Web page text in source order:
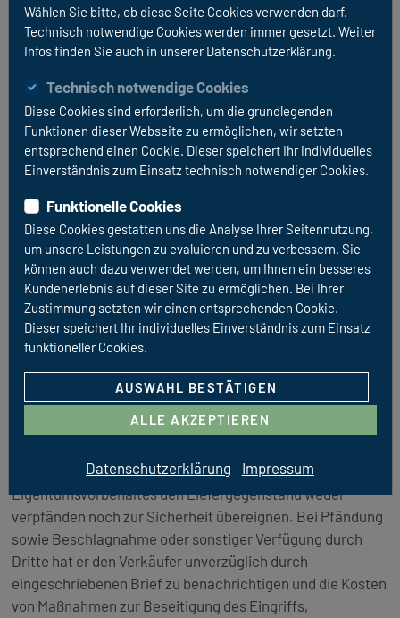
und auch nicht berechtigt im Kundenauftrag
Garantieansprüche beim Hersteller anzumelden und zu
beheben. Es gelten die Garantiebedingungen des
jeweiligen Herstellers. Der Verkäufer gibt keinerlei
zusätzlichen Garantien ab.
VII. Eigentumsvorbehalt
1. Der Kaufgegenstand bleibt bis zum Ausgleich der dem
Verkäufer aufgrund des Kaufvertrages zustehenden
Forderungen Eigentum des Verkäufers.
2. Ist der Käufer eine juristische Person des öffentlichen
Rechts, ein öffentlich-rechtliches Sondervermögen oder
ein Unternehmer, der bei Abschluss des Kaufvertrages in
Ausübung seiner gewerblichen oder selbständigen
beruflichen Tätigkeit handelt, bleibt der
Verkäufers gegen den Käufer aus der laufenden
Geschäftsbeziehung bis zum Ausgleich von im
Zusammenhang mit dem Kauf zustehenden Forderungen.
3. Der Käufer darf während der Dauer des
Eigentumsvorbehaltes den Liefergegenstand weder
verpfänden noch zur Sicherheit übereignen. Bei Pfändung
sowie Beschlagnahme oder sonstiger Verfügung durch
Dritte hat er den Verkäufer unverzüglich durch
eingeschriebenen Brief zu benachrichtigen und die Kosten
von Maßnahmen zur Beseitigung des Eingriffs,
Wählen Sie bitte, ob diese Seite Cookies verwenden darf.
Technisch notwendige Cookies werden immer gesetzt. Weiter
Infos finden Sie auch in unserer Datenschutzerklärung.
Technisch notwendige Cookies
Diese Cookies sind erforderlich, um die grundlegenden
Funktionen dieser Webseite zu ermöglichen, wir setzten
entsprechend einen Cookie. Dieser speichert Ihr individuelles
Einverständnis zum Einsatz technisch notwendiger Cookies.
Funktionelle Cookies
Diese Cookies gestatten uns die Analyse Ihrer Seitennutzung,
um unsere Leistungen zu evaluieren und zu verbessern. Sie
können auch dazu verwendet werden, um Ihnen ein besseres
Kundenerlebnis auf dieser Site zu ermöglichen. Bei Ihrer
Zustimmung setzten wir einen entsprechenden Cookie.
Dieser speichert Ihr individuelles Einverständnis zum Einsatz
funktioneller Cookies.
AUSWAHL BESTÄTIGEN
ALLE AKZEPTIEREN
Datenschutzerklärung Impressum